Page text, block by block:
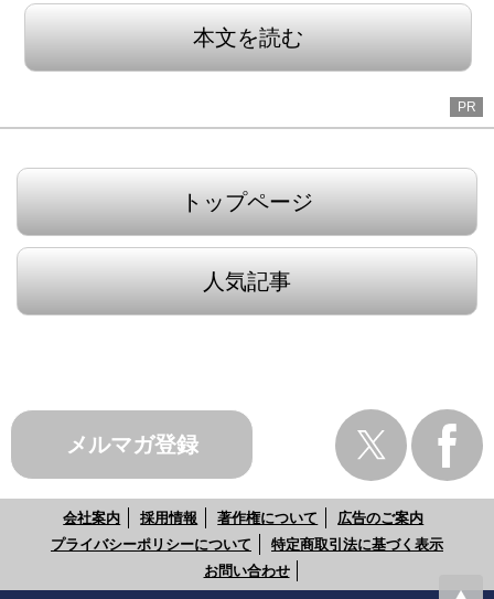
本文を読む
PR
トップページ
人気記事
メルマガ登録
会社案内 採用情報 著作権について
広告のご案内
プライバシーポリシーについて
特定商取引法に基づく表示
お問い合わせ